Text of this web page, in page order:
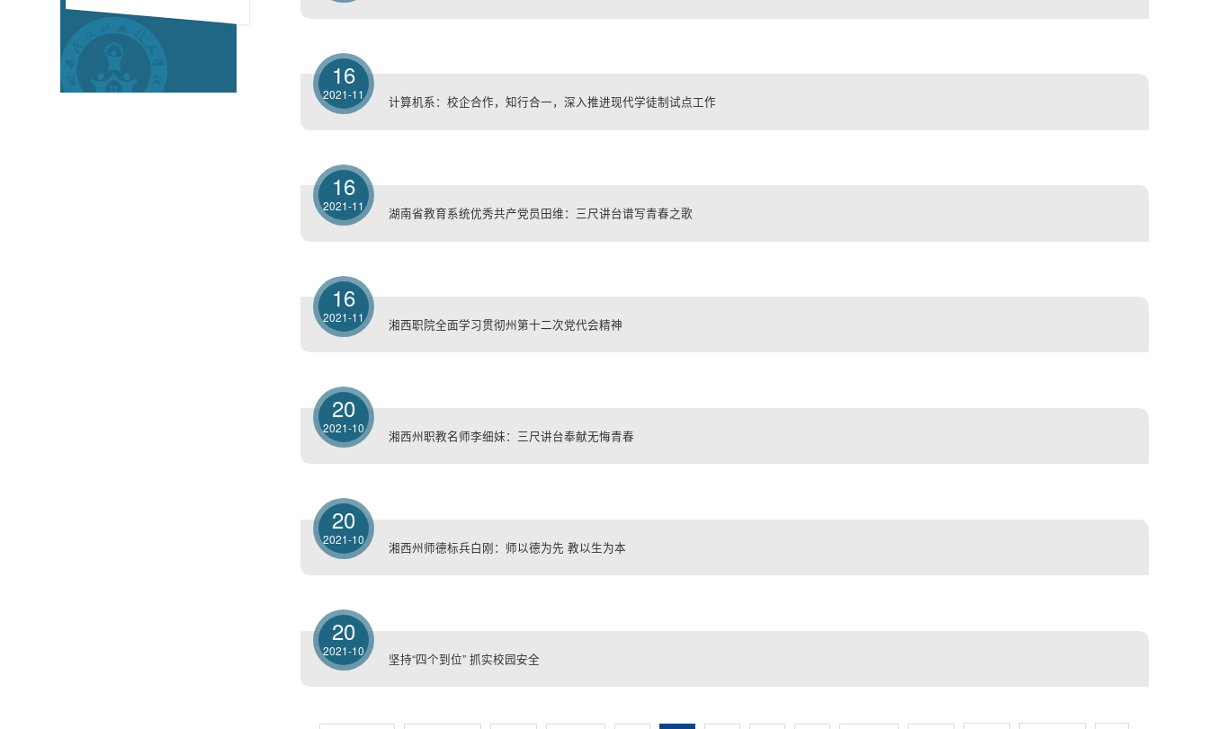
16
2021-11 计算机系：校企合作，知行合一，深入推进现代学徒制试点工作
16
2021-11 湖南省教育系统优秀共产党员田维：三尺讲台谱写青春之歌
16
2021-11 湘西职院全面学习贯彻州第十二次党代会精神
20
2021-10 湘西州职教名师李细妹：三尺讲台奉献无悔青春
20
2021-10 湘西州师德标兵白刚：师以德为先 教以生为本
20
2021-10 坚持“四个到位” 抓实校园安全